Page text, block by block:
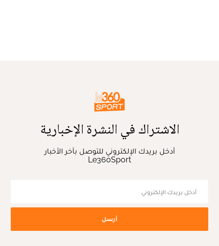
الاشتراك في النشرة الإخبارية
أدخل بريدك الإلكتروني للتوصل بآخر الأخبار
Le360Sport
أرسل